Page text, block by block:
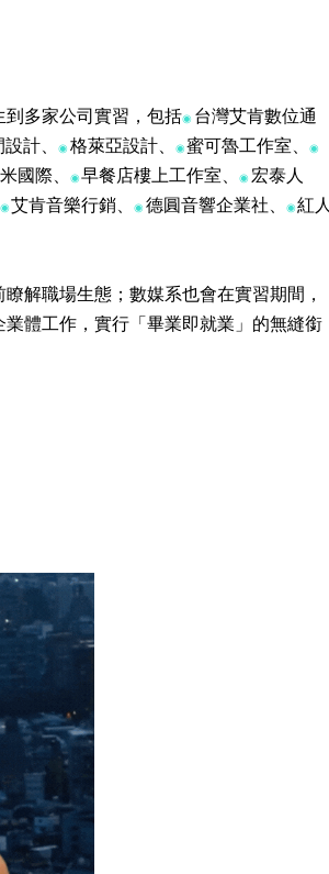
多家公司實習，包括◉ 台灣艾肯數位通
計、 ◉格萊亞設計、 ◉蜜可魯工作室、 ◉
國際、 ◉早餐店樓上工作室、 ◉ 宏泰人
◉艾肯音樂行銷、 ◉德圓音響企業社、 ◉紅人
解職場生態；數媒系也會在實習期間，
體工作，實行「畢業即就業」的無縫銜